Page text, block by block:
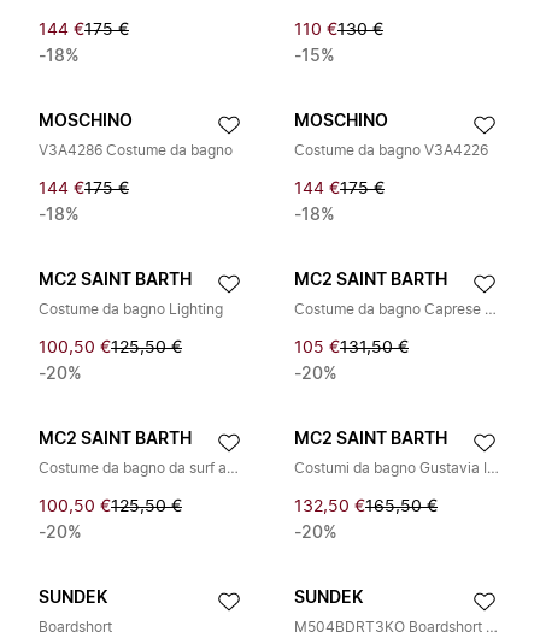
144 €175 €
-18%
110 €130 €
-15%
MOSCHINO
V3A4286 Costume da bagno
144 €175 €
-18%
MOSCHINO
Costume da bagno V3A4226
144 €175 €
-18%
MC2 SAINT BARTH
Costume da bagno Lighting
100,50 €125,50 €
-20%
MC2 SAINT BARTH
Costume da bagno Caprese con patch floreali
105 €131,50 €
-20%
MC2 SAINT BARTH
Costume da bagno da surf ad asciugatura rapida con squali
100,50 €125,50 €
-20%
MC2 SAINT BARTH
Costumi da bagno Gustavia Ibiza Habitue
132,50 €165,50 €
-20%
SUNDEK
Boardshort
SUNDEK
M504BDRT3KO Boardshort Stampato